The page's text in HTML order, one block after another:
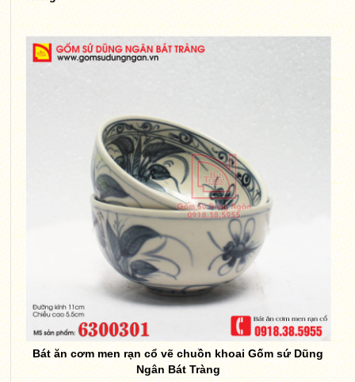
Bát ăn cơm men rạn cổ vẽ chuồn khoai Gốm sứ Dũng
Ngân Bát Tràng